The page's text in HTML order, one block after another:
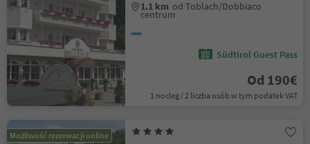
1.1 km od Toblach/Dobbiaco
centrum
Südtirol Guest Pass
Od 190€
1 nocleg / 2 liczba osób w tym podatek VAT
Możliwość rezerwacji online